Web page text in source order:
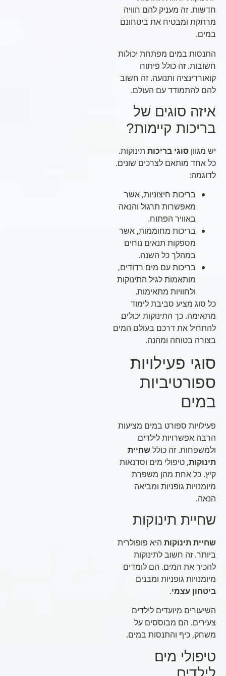
חדשות. זה מעניק להם חוויה
מרתקת ומבטיח את ביטחונם
במים.
התנסות במים מפתחת יכולות
חשובות. זה כולל פיתוח
קואורדינציה ותנועה. זה חשוב
להם להתמודד עם העולם.
איזה סוגים של
בריכות קיימות?
יש מגווןסוגי בריכותתינוקות.
כל אחד מותאם לצרכים שונים.
לדוגמה:
בריכות חיצוניות, אשר
מאפשרות תרגול והנאה
באוויר הפתוח.
בריכות מחוממות, אשר
מספקות תנאים נוחים
במהלך כל השנה.
בריכות עם מים רדודים,
מותאמות לגיל התינוקות
ולחוויות מתאימות.
כל סוג מציע סביבת לימוד
מתאימה. כך התינוקות יכולים
להתחיל את דרכם בעולם המים
בצורה בטוחה ומהנה.
סוגי פעילויות
ספורטיביות
במים
פעילויות ספורט במים מציעות
הרבה אפשרויות לילדים
ולמשפחות. זה כוללשחיית
תינוקות, טיפולי מים וסדנאות
קיץ. כל אחת מהן משפרת
מיומנויות גופניות ומביאה
הנאה.
שחיית תינוקות
שחיית תינוקותהיא פופולרית
ביותר. זה חשוב לתינוקות
להכיר את המים. הם לומדים
מיומנויות גופניות ומבנים
ביטחון עצמי.
השיעורים מיועדים לילדים
צעירים. הם מבוססים על
משחק, כיף והתנסות במים.
טיפולי מים